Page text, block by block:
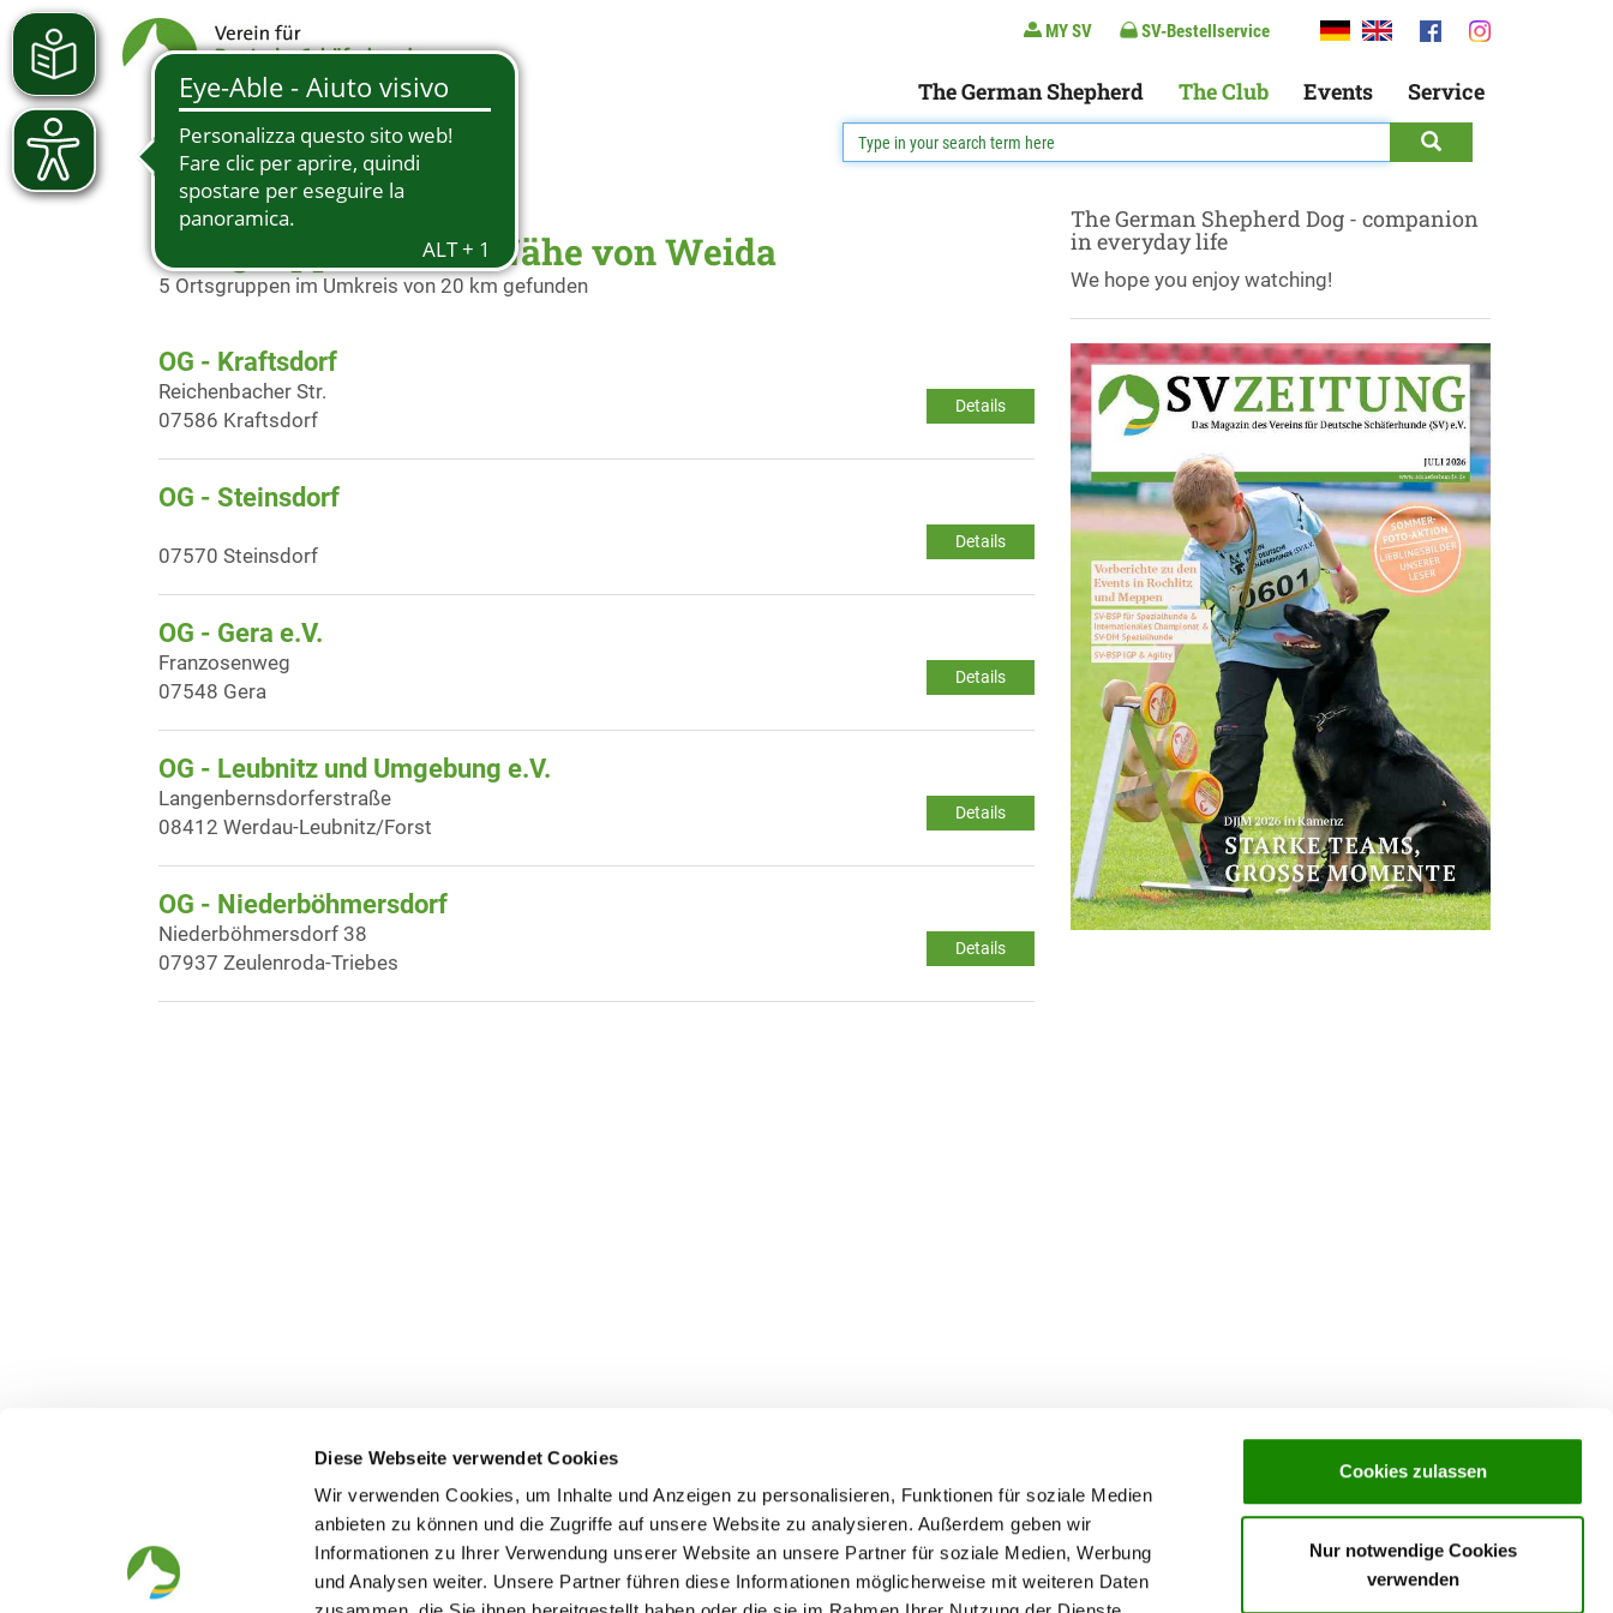
Diese Webseite verwendet Cookies
Wir verwenden Cookies, um Inhalte und Anzeigen zu personalisieren, Funktionen für soziale Medien
anbieten zu können und die Zugriffe auf unsere Website zu analysieren. Außerdem geben wir
Informationen zu Ihrer Verwendung unserer Website an unsere Partner für soziale Medien, Werbung
und Analysen weiter. Unsere Partner führen diese Informationen möglicherweise mit weiteren Daten
Cookies zulassen
Nur notwendige Cookies
verwenden
MY SV SV-Bestellservice
The German Shepherd The Club Events Service
Ortsgruppen in der Nähe von Weida
5 Ortsgruppen im Umkreis von 20 km gefunden
OG - Kraftsdorf
Details
Reichenbacher Str.
07586 Kraftsdorf
OG - Steinsdorf
Details
07570 Steinsdorf
OG - Gera e.V.
Details
Franzosenweg
07548 Gera
OG - Leubnitz und Umgebung e.V.
Details
Langenbernsdorferstraße
08412 Werdau-Leubnitz/Forst
OG - Niederböhmersdorf
Details
Niederböhmersdorf 38
07937 Zeulenroda-Triebes
The German Shepherd Dog - companion
in everyday life
We hope you enjoy watching!
The German Shepherd The Club Events Service